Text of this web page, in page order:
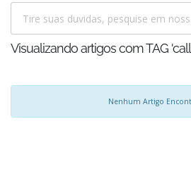
Visualizando artigos com TAG
Nenhum Artigo